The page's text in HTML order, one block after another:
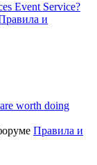
Event Service?
и
worth doing
Правила и